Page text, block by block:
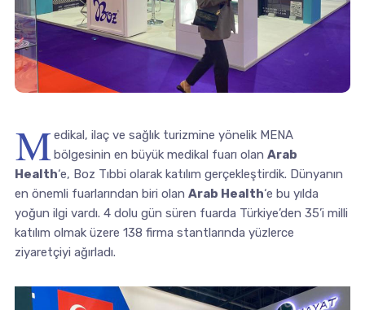
Medikal, ilaç ve sağlık turizmine yönelik MENA
bölgesinin en büyük medikal fuarı olan Arab
Health‘e, Boz Tıbbi olarak katılım gerçekleştirdik. Dünyanın
en önemli fuarlarından biri olan Arab Health‘e bu yılda
yoğun ilgi vardı. 4 dolu gün süren fuarda Türkiye’den 35’i milli
katılım olmak üzere 138 firma stantlarında yüzlerce
ziyaretçiyi ağırladı.